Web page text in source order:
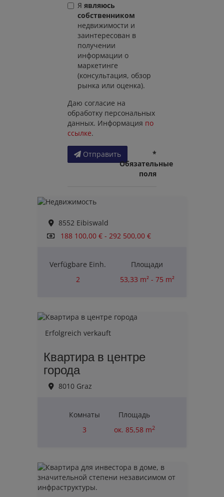
Я являюсь
собственником
недвижимости и
заинтересован в
получении
информации о
маркетинге
(консультация, обзор
рынка или оценка).
Даю согласие на
обработку персональных
данных. Информация по
ссылке.
Отправить
*
Обязательные
поля
8552 Eibiswald
188 100,00 € - 292 500,00 €
Verfügbare Einh.
2
Площади
53,33 m² - 75 m²
2
Erfolgreich verkauft
Квартира в центре
города
8010 Graz
Комнаты
3
Площадь
ок. 85,58 m2